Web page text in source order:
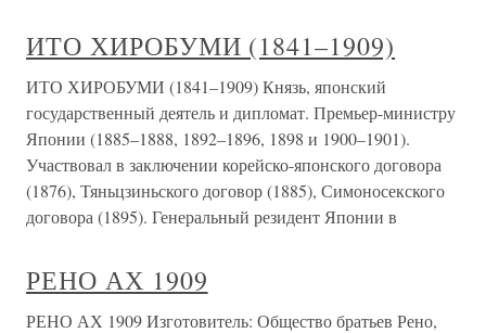
ИТО ХИРОБУМИ (1841–1909)
ИТО ХИРОБУМИ (1841–1909) Князь, японский
государственный деятель и дипломат. Премьер-министру
Японии (1885–1888, 1892–1896, 1898 и 1900–1901).
Участвовал в заключении корейско-японского договора
(1876), Тяньцзиньского договор (1885), Симоносекского
договора (1895). Генеральный резидент Японии в
РЕНО АХ 1909
РЕНО АХ 1909 Изготовитель: Общество братьев Рено,